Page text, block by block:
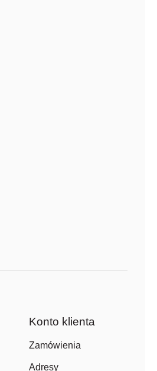
Konto klienta
Zamówienia
Adresy